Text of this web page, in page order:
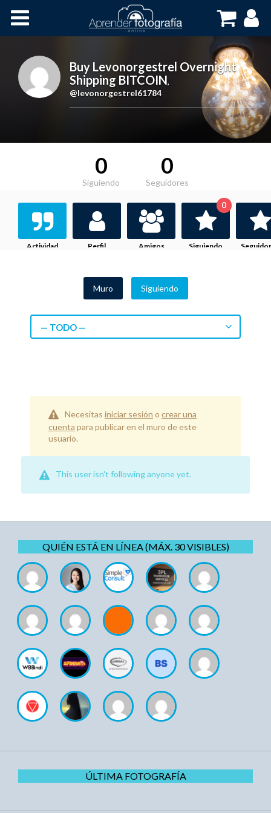
Cursos OnLine
Buy Levonorgestrel Overnight
Shipping BITCOIN,
@levonorgestrel61784
0
Siguiendo
0
Seguidores
Actividad Perfil Amigos Siguiendo
0
Muro Siguiendo
— TODO —
Necesitas iniciar sesión o crear una
cuenta para publicar en el muro de este
usuario.
This user isn't following anyone yet.
QUIÉN ESTÁ EN LÍNEA (MÁX. 30 VISIBLES)
ÚLTIMA FOTOGRAFÍA